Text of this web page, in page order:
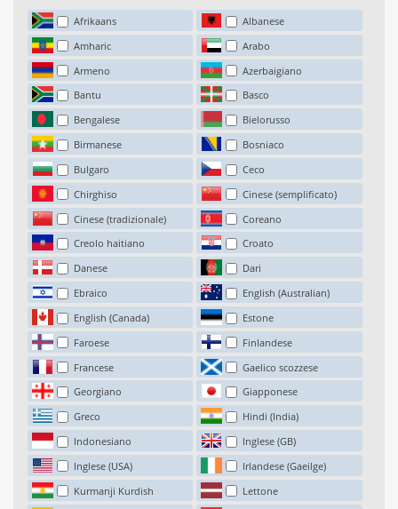
Afrikaans
Albanese
Amharic
Arabo
Armeno
Azerbaigiano
Bantu
Basco
Bengalese
Bielorusso
Birmanese
Bosniaco
Bulgaro
Ceco
Chirghiso
Cinese (semplificato)
Cinese (tradizionale)
Coreano
Creolo haitiano
Croato
Danese
Dari
Ebraico
English (Australian)
English (Canada)
Estone
Faroese
Finlandese
Francese
Gaelico scozzese
Georgiano
Giapponese
Greco
Hindi (India)
Indonesiano
Inglese (GB)
Inglese (USA)
Irlandese (Gaeilge)
Kurmanji Kurdish
Lettone